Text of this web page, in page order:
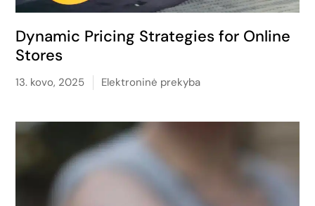
Dynamic Pricing Strategies for Online
Stores
13. kovo, 2025 Elektroninė prekyba